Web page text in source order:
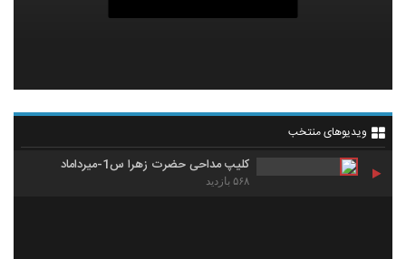
ویدیوهای منتخب
کلیپ مداحی حضرت زهرا س1-میرداماد
۵۶۸ بازدید